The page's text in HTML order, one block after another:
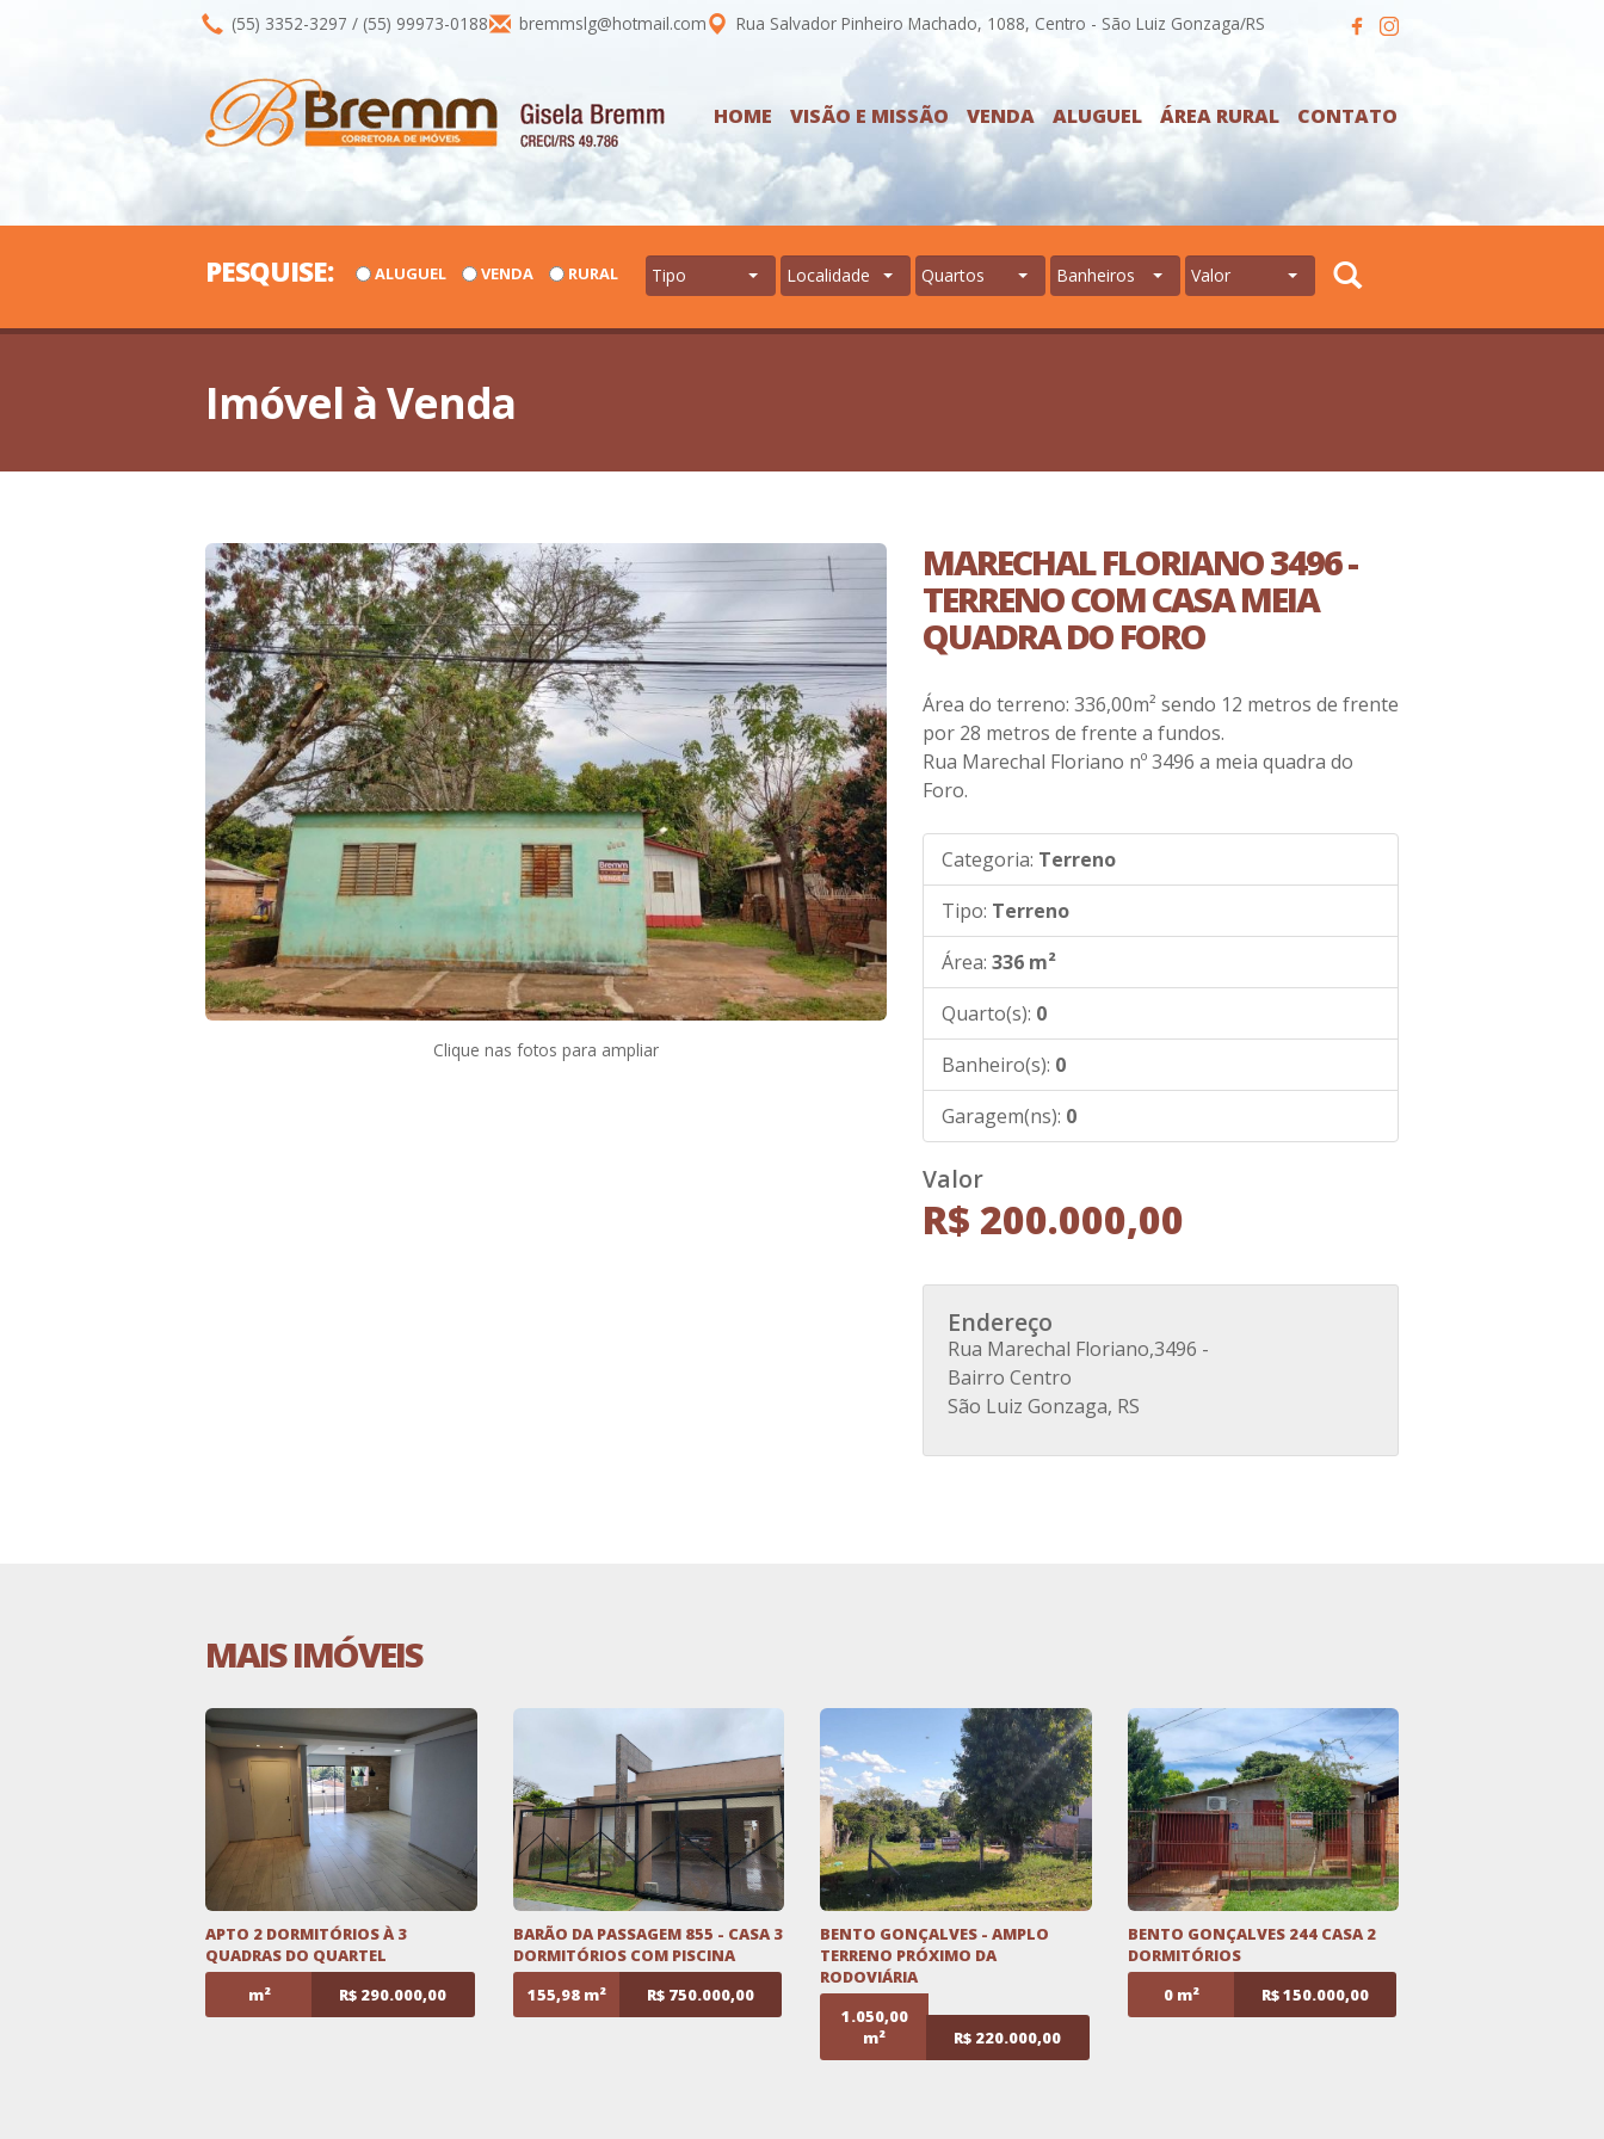
(55) 3352-3297 / (55) 99973-0188 bremmslg@hotmail.com Rua Salvador Pinheiro Machado, 1088, Centro - São Luiz Gonzaga/RS
HOME VISÃO E MISSÃO VENDA ALUGUEL ÁREA RURAL CONTATO
PESQUISE: ALUGUEL VENDA RURAL
Imóvel à Venda
Clique nas fotos para ampliar
MARECHAL FLORIANO 3496 -
TERRENO COM CASA MEIA
QUADRA DO FORO
Área do terreno: 336,00m² sendo 12 metros de frente
por 28 metros de frente a fundos.
Rua Marechal Floriano nº 3496 a meia quadra do
Foro.
Categoria: Terreno
Tipo: Terreno
Área: 336 m²
Quarto(s): 0
Banheiro(s): 0
Garagem(ns): 0
Valor
R$ 200.000,00
Endereço
Rua Marechal Floriano,3496 -
Bairro Centro
São Luiz Gonzaga, RS
MAIS IMÓVEIS
APTO 2 DORMITÓRIOS À 3
QUADRAS DO QUARTEL
m²
R$ 290.000,00
BARÃO DA PASSAGEM 855 - CASA 3
DORMITÓRIOS COM PISCINA
155,98 m²
R$ 750.000,00
BENTO GONÇALVES - AMPLO
TERRENO PRÓXIMO DA
RODOVIÁRIA
1.050,00
m²
R$ 220.000,00
BENTO GONÇALVES 244 CASA 2
DORMITÓRIOS
0 m²
R$ 150.000,00